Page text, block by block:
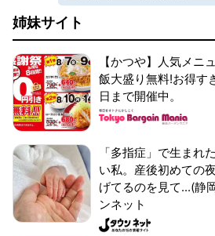
姉妹サイト
【かつや】人気メニ
飯大盛り無料!お得す
日まで開催中。
「多指症」で生まれ
い私。産後初めての
げてるのを見て...(静
ンネット